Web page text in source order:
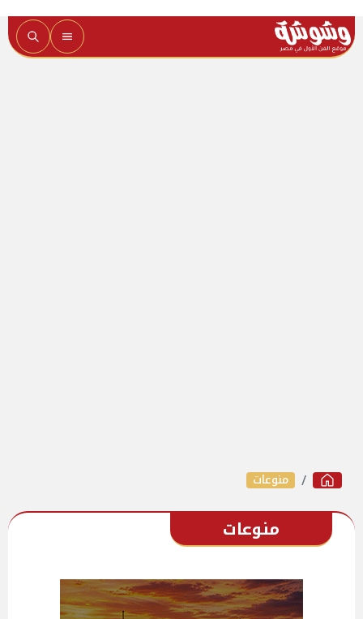
منوعات
منوعات